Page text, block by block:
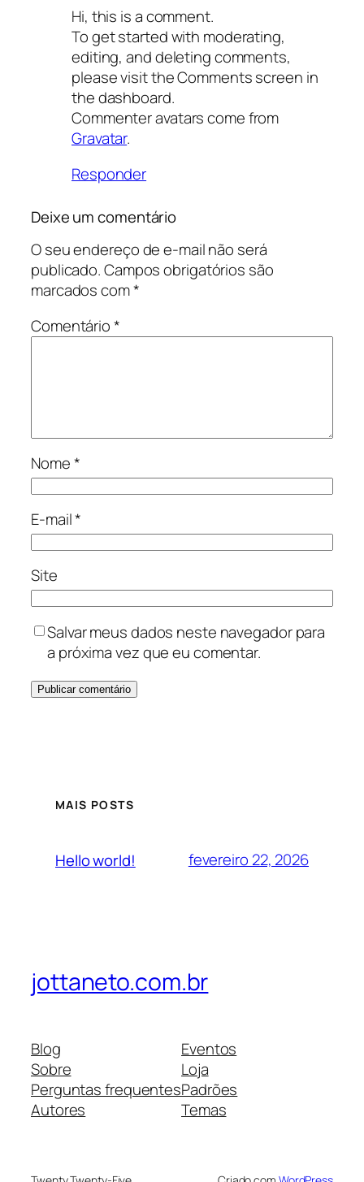
Hi, this is a comment.
To get started with moderating,
editing, and deleting comments,
please visit the Comments screen in
the dashboard.
Commenter avatars come from
Gravatar.
Responder
Deixe um comentário
O seu endereço de e-mail não será
publicado.Campos obrigatórios são
marcados com*
Comentário*
Nome*
E-mail*
Site
Salvar meus dados neste navegador para
a próxima vez que eu comentar.
MAIS POSTS
Hello world! fevereiro 22, 2026
jottaneto.com.br
Blog
Sobre
Perguntas frequentes
Autores
Eventos
Loja
Padrões
Temas